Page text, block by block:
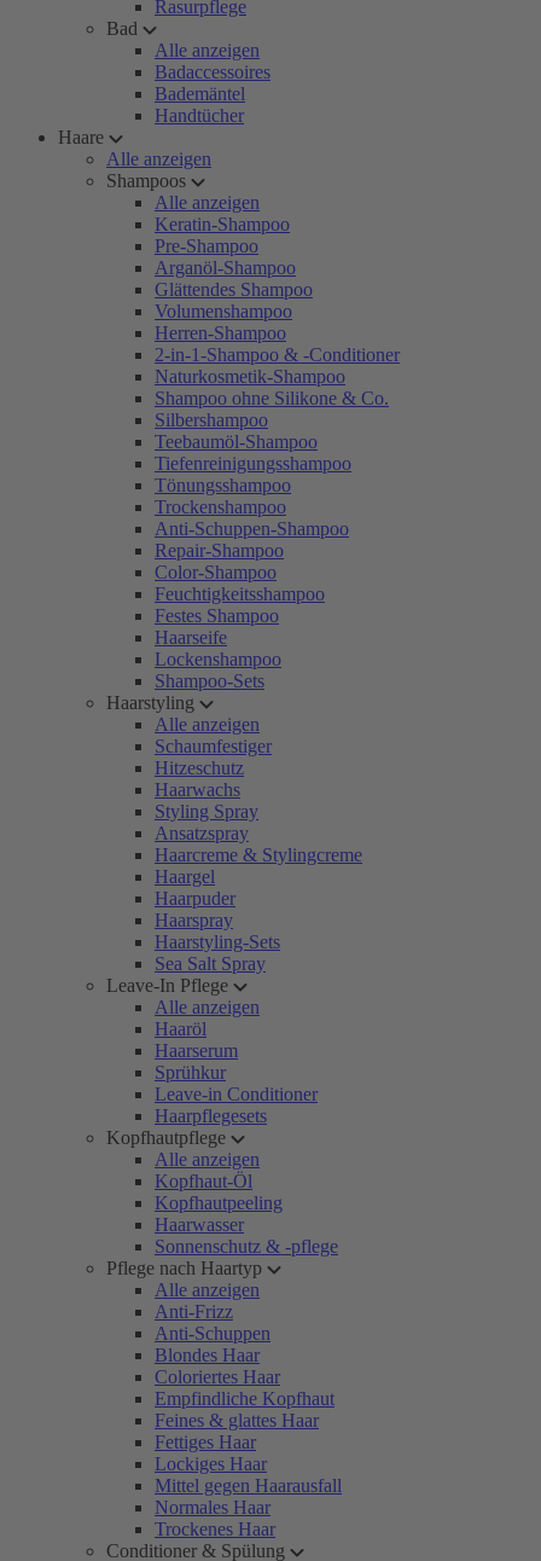
Rasurpflege
Bad
Alle anzeigen
Badaccessoires
Bademäntel
Handtücher
Haare
Alle anzeigen
Shampoos
Alle anzeigen
Keratin-Shampoo
Pre-Shampoo
Arganöl-Shampoo
Glättendes Shampoo
Volumenshampoo
Herren-Shampoo
2-in-1-Shampoo & -Conditioner
Naturkosmetik-Shampoo
Shampoo ohne Silikone & Co.
Silbershampoo
Teebaumöl-Shampoo
Tiefenreinigungsshampoo
Tönungsshampoo
Trockenshampoo
Anti-Schuppen-Shampoo
Repair-Shampoo
Color-Shampoo
Feuchtigkeitsshampoo
Festes Shampoo
Haarseife
Lockenshampoo
Shampoo-Sets
Haarstyling
Alle anzeigen
Schaumfestiger
Hitzeschutz
Haarwachs
Styling Spray
Ansatzspray
Haarcreme & Stylingcreme
Haargel
Haarpuder
Haarspray
Haarstyling-Sets
Sea Salt Spray
Leave-In Pflege
Alle anzeigen
Haaröl
Haarserum
Sprühkur
Leave-in Conditioner
Haarpflegesets
Kopfhautpflege
Alle anzeigen
Kopfhaut-Öl
Kopfhautpeeling
Haarwasser
Sonnenschutz & -pflege
Pflege nach Haartyp
Alle anzeigen
Anti-Frizz
Anti-Schuppen
Blondes Haar
Coloriertes Haar
Empfindliche Kopfhaut
Feines & glattes Haar
Fettiges Haar
Lockiges Haar
Mittel gegen Haarausfall
Normales Haar
Trockenes Haar
Conditioner & Spülung